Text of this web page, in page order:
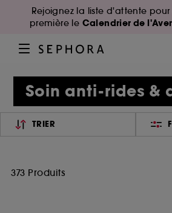
Rejoignez la liste d'attente
première le Calendrier de
Soin anti-rides &
TRIER
373 Produits